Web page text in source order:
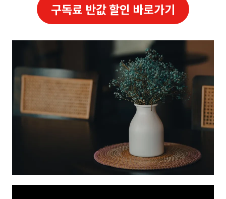
구독료 반값 할인 바로가기